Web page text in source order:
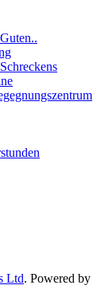
Ltd. Powered by